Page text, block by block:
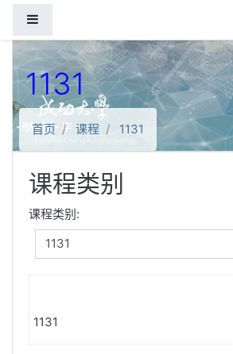
1131
首页 课程 1131
课程类别
课程类别:
1131